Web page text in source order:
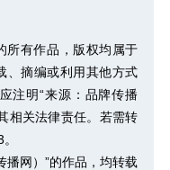
所有作品，版权均属于
、摘编或利用其他方式
注明“来源：品牌传播
相关法律责任。若需转
播网）”的作品，均转载